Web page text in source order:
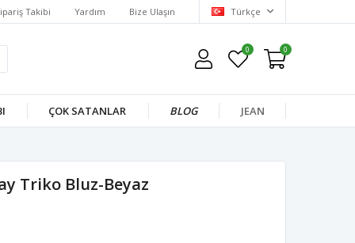
Takibi Yardım Bize Ulaşın Türkçe
0 0
ÇOK SATANLAR BLOG JEAN
Triko Bluz-Beyaz